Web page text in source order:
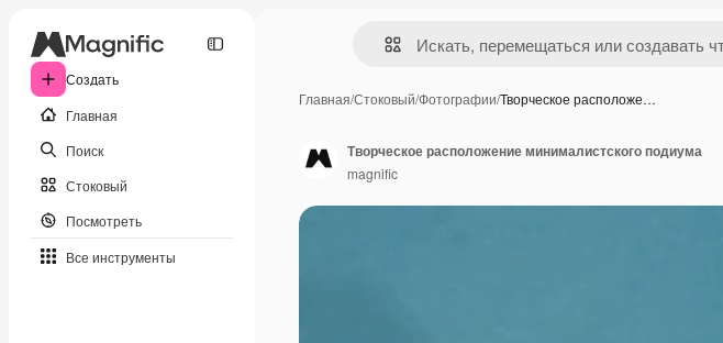
Создать
Главная
Поиск
Стоковый
Посмотреть
Все инструменты
Главная/Стоковый/Фотографии/Творческое расположе…
Творческое расположение минималистского подиума
magnific